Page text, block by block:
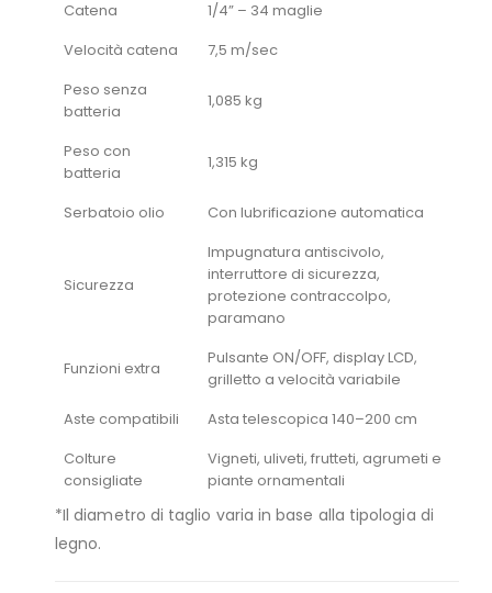
Catena
1/4” – 34 maglie
Velocità catena
7,5 m/sec
Peso senza
batteria
1,085 kg
Peso con
batteria
1,315 kg
Serbatoio olio Con lubrificazione automatica
Sicurezza
Impugnatura antiscivolo,
interruttore di sicurezza,
protezione contraccolpo,
paramano
Funzioni extra
Pulsante ON/OFF, display LCD,
grilletto a velocità variabile
Aste compatibili
Asta telescopica 140–200 cm
Colture
consigliate
Vigneti, uliveti, frutteti, agrumeti e
piante ornamentali
*Il diametro di taglio varia in base alla tipologia di
legno.